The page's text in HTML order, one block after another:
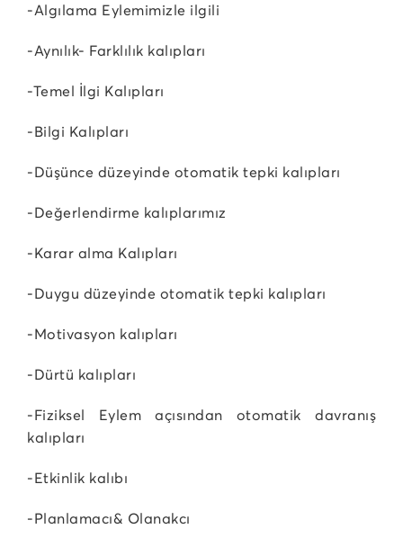
-Algılama Eylemimizle ilgili
-Aynılık- Farklılık kalıpları
-Temel İlgi Kalıpları
-Bilgi Kalıpları
-Düşünce düzeyinde otomatik tepki kalıpları
-Değerlendirme kalıplarımız
-Karar alma Kalıpları
-Duygu düzeyinde otomatik tepki kalıpları
-Motivasyon kalıpları
-Dürtü kalıpları
-Fiziksel Eylem açısından otomatik davranış
kalıpları
-Etkinlik kalıbı
-Planlamacı& Olanakcı